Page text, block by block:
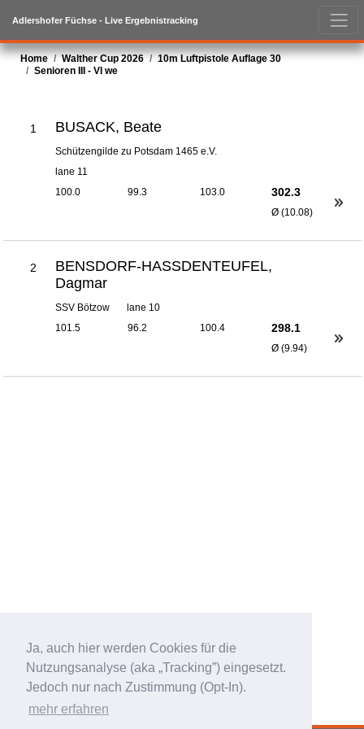
Ja, auch hier werden Cookies für die
Nutzungsanalyse (aka „Tracking”) eingesetzt.
Jedoch nur nach Zustimmung (Opt-In).
mehr erfahren
Adlershofer Füchse - Live Ergebnistracking
Home Walther Cup 2026
10m Luftpistole Auflage 30
Senioren III - VI we
1 BUSACK, Beate
Schützengilde zu Potsdam 1465 e.V.
lane 11
100.0
99.3 103.0 302.3
Ø (10.08)
2
BENSDORF-HASSDENTEUFEL,
Dagmar
SSV Bötzow
lane 10
101.5
96.2 100.4 298.1
Ø (9.94)